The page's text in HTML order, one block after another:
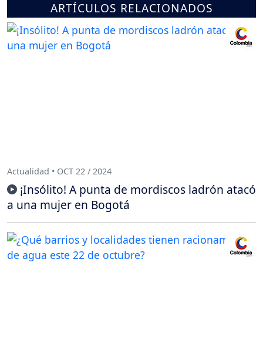
ARTÍCULOS RELACIONADOS
Actualidad • OCT 22 / 2024
¡Insólito! A punta de mordiscos ladrón atacó
a una mujer en Bogotá